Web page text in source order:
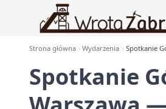
Strona główna Wydarzenia Spotkanie
Spotkanie